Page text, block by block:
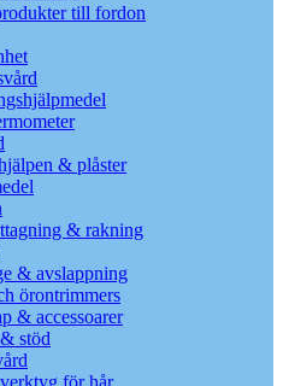
till fordon
& plåster
& rakning
& avslappning
örontrimmers
& accessoarer
stöd
för hår